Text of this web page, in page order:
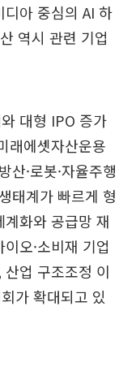
아 중심의 AI 하
역시 관련 기업
대형 IPO 증가
래에셋자산운용
산·로봇·자율주행
태계가 빠르게 형
화와 공급망 재
오·소비재 기업
업 구조조정 이
가 확대되고 있